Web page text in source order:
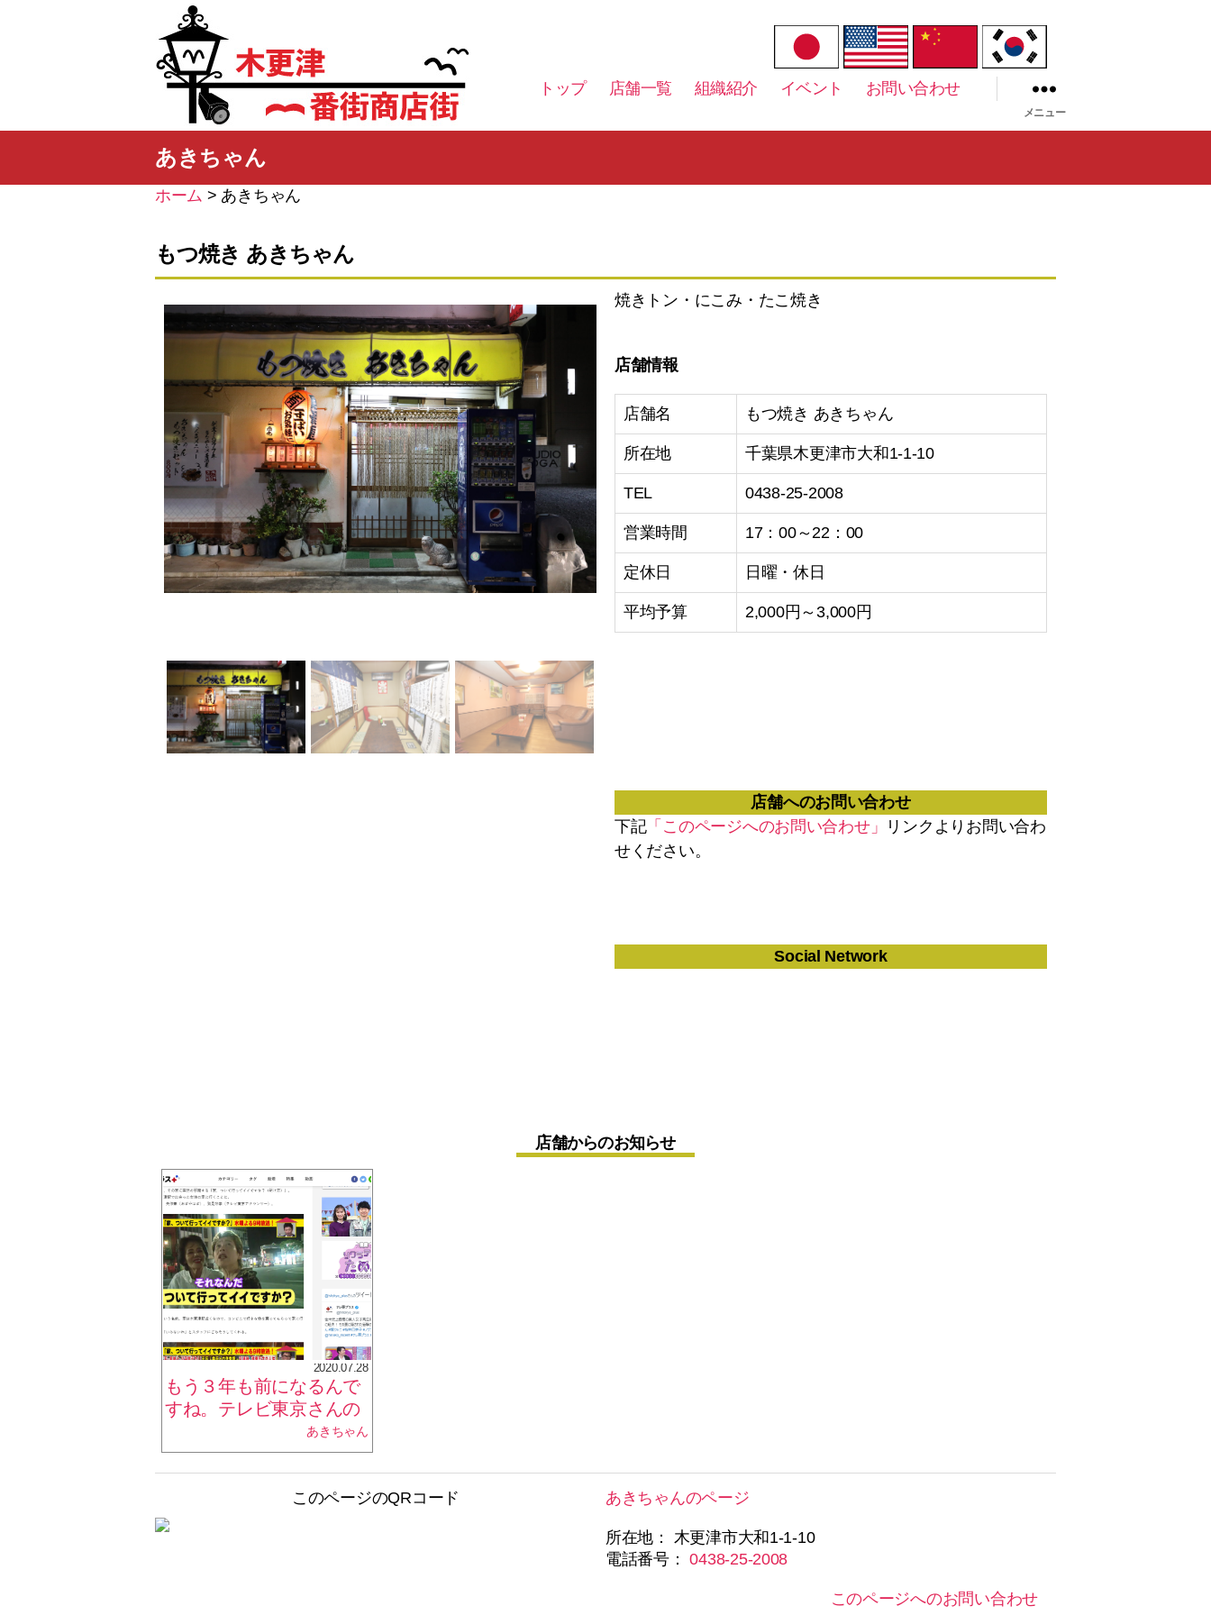
木
更
津
一
商
店
振
興
トップ 店舗一覧 組織紹介 イベント お問い合わせ
メニュー
あきちゃん
ホーム > あきちゃん
もつ焼き あきちゃん
焼きトン・にこみ・たこ焼き
店舗情報
店舗名 もつ焼き あきちゃん
所在地 千葉県木更津市大和1-1-10
TEL 0438-25-2008
営業時間 17：00～22：00
定休日 日曜・休日
平均予算 2,000円～3,000円
店舗へのお問い合わせ
下記「このページへのお問い合わせ」
リンクよりお問い合わ
せください。
Social Network
店舗からのお知らせ
2020.07.28
もう３年も前になるんで
すね。テレビ東京さんの
「家、ついてい行ってイ
イですか？」
あきちゃん
このページのQRコード あきちゃんのページ
所在地： 木更津市大和1-1-10
電話番号：0438-25-2008
このページへのお問い合わせ